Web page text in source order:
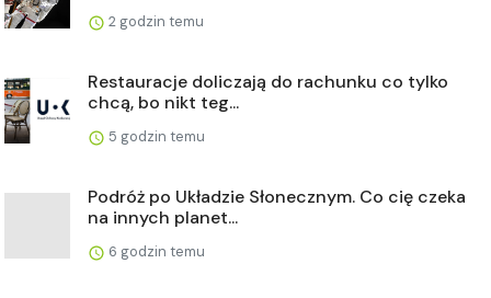
2 godzin temu
Restauracje doliczają do rachunku co tylko
chcą, bo nikt teg...
5 godzin temu
Podróż po Układzie Słonecznym. Co cię czeka
na innych planet...
6 godzin temu